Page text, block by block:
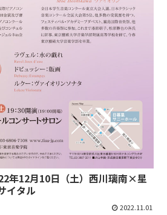
年12月10日（土）西川璃南×星
イタル
2022.11.01